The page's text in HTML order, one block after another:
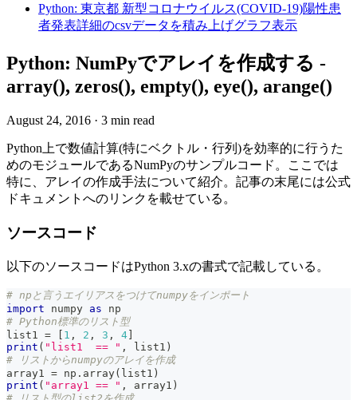
Python: 東京都 新型コロナウイルス(COVID-19)陽性患
者発表詳細のcsvデータを積み上げグラフ表示
Python: NumPyでアレイを作成する -
array(), zeros(), empty(), eye(), arange()
August 24, 2016 · 3 min read
Python上で数値計算(特にベクトル・行列)を効率的に行うた
めのモジュールであるNumPyのサンプルコード。ここでは
特に、アレイの作成手法について紹介。記事の末尾には公式
ドキュメントへのリンクを載せている。
ソースコード
以下のソースコードはPython 3.xの書式で記載している。
# npと言うエイリアスをつけてnumpyをインポート
import numpy as np
# Python標準のリスト型
list1 = [ 1 , 2 , 3 , 4]
print ( "list1  == " , list1 )
# リストからnumpyのアレイを作成
array1 = np . array( list1 )
print ( "array1 == " , array1 )